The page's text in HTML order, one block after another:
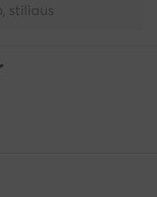
stiliaus